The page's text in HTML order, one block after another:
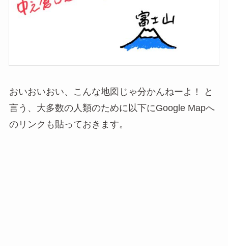
おいおいおい、こんな地図じゃ分かんねーよ！ と
言う、大多数の人類のために以下にGoogle Mapへ
のリンクも貼っておきます。